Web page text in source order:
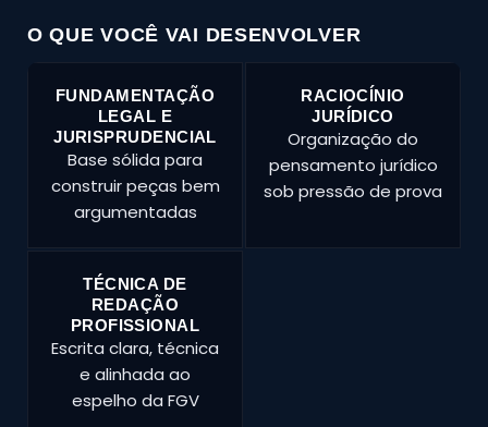
O QUE VOCÊ VAI DESENVOLVER
FUNDAMENTAÇÃO
LEGAL E
JURISPRUDENCIAL
Base sólida para
construir peças bem
argumentadas
RACIOCÍNIO
JURÍDICO
Organização do
pensamento jurídico
sob pressão de prova
TÉCNICA DE
REDAÇÃO
PROFISSIONAL
Escrita clara, técnica
e alinhada ao
espelho da FGV